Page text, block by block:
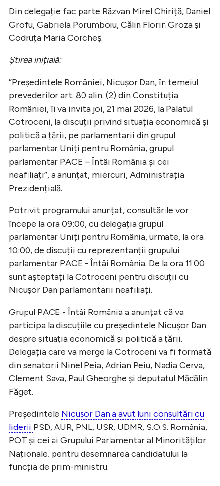
Din delegație fac parte Răzvan Mirel Chiriță, Daniel
Grofu, Gabriela Porumboiu, Călin Florin Groza și
Codruța Maria Corcheș.
Știrea inițială:
”Președintele României, Nicușor Dan, în temeiul
prevederilor art. 80 alin. (2) din Constituția
României, îi va invita joi, 21 mai 2026, la Palatul
Cotroceni, la discuții privind situația economică și
politică a țării, pe parlamentarii din grupul
parlamentar Uniți pentru România, grupul
parlamentar PACE – Întâi România și cei
neafiliați”, a anunțat, miercuri, Administrația
Prezidențială.
Potrivit programului anunțat, consultările vor
începe la ora 09:00, cu delegația grupul
parlamentar Uniți pentru România, urmate, la ora
10:00, de discuții cu reprezentanții grupului
parlamentar PACE - Întâi România. De la ora 11:00
sunt așteptați la Cotroceni pentru discuții cu
Nicușor Dan parlamentarii neafiliați.
Grupul PACE - Întâi România a anunțat că va
participa la discuțiile cu președintele Nicușor Dan
despre situația economică și politică a țării.
Delegația care va merge la Cotroceni va fi formată
din senatorii Ninel Peia, Adrian Peiu, Nadia Cerva,
Clement Sava, Paul Gheorghe și deputatul Mădălin
Făget.
Președintele Nicușor Dan a avut luni consultări cu
liderii PSD, AUR, PNL, USR, UDMR, S.O.S. România,
POT și cei ai Grupului Parlamentar al Minorităților
Naționale, pentru desemnarea candidatului la
funcția de prim-ministru.